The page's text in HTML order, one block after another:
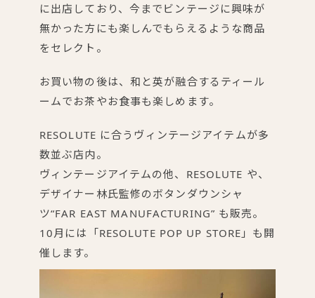
に出店しており、今までビンテージに興味が
無かった方にも楽しんでもらえるような商品
をセレクト。
お買い物の後は、和と英が融合するティール
ームでお茶やお食事も楽しめます。
RESOLUTE に合うヴィンテージアイテムが多
数並ぶ店内。
ヴィンテージアイテムの他、RESOLUTE や、
デザイナー林氏監修のボタンダウンシャ
ツ“FAR EAST MANUFACTURING” も販売。
10月には「RESOLUTE POP UP STORE」も開
催します。